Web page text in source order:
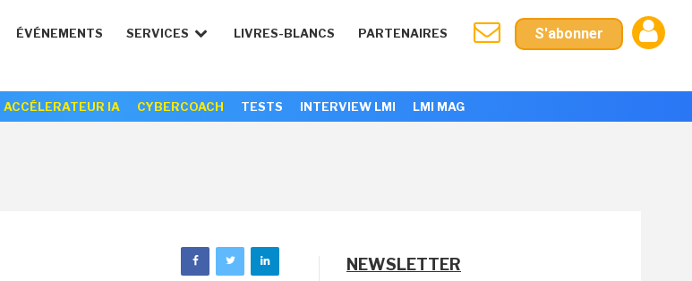
ÉVÉNEMENTS SERVICES LIVRES-BLANCS PARTENAIRES S'abonner
ACCÉLERATEUR IA CYBERCOACH TESTS INTERVIEW LMI LMI MAG
NEWSLETTER